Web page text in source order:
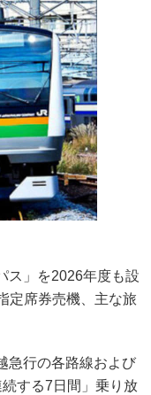
ス」を2026年度も設
定席券売機、主な旅
急行の各路線および
する7日間」乗り放